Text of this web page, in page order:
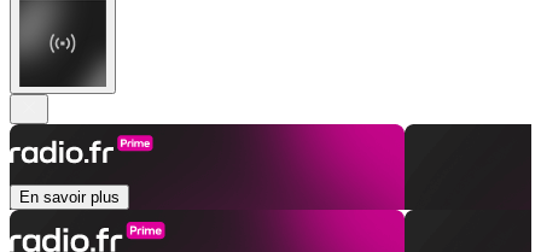
En savoir plus